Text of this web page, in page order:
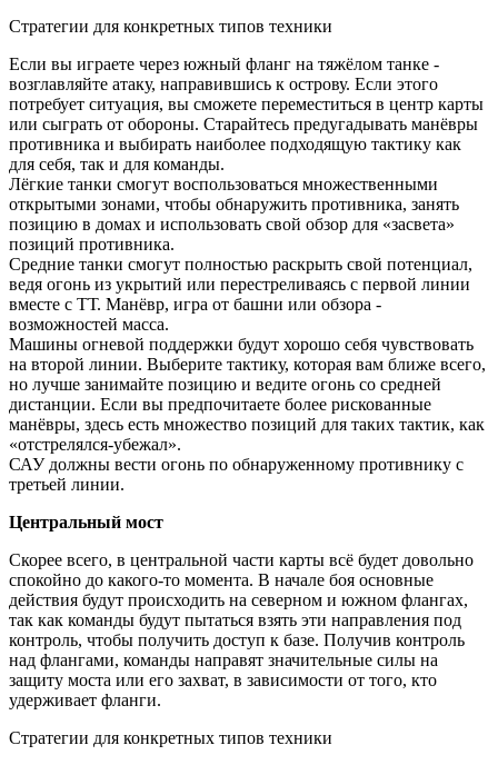
Стратегии для конкретных типов техники
Если вы играете через южный фланг на тяжёлом танке -
возглавляйте атаку, направившись к острову. Если этого
потребует ситуация, вы сможете переместиться в центр карты
или сыграть от обороны. Старайтесь предугадывать манёвры
противника и выбирать наиболее подходящую тактику как
для себя, так и для команды.
Лёгкие танки смогут воспользоваться множественными
открытыми зонами, чтобы обнаружить противника, занять
позицию в домах и использовать свой обзор для «засвета»
позиций противника.
Средние танки смогут полностью раскрыть свой потенциал,
ведя огонь из укрытий или перестреливаясь с первой линии
вместе с ТТ. Манёвр, игра от башни или обзора -
возможностей масса.
Машины огневой поддержки будут хорошо себя чувствовать
на второй линии. Выберите тактику, которая вам ближе всего,
но лучше занимайте позицию и ведите огонь со средней
дистанции. Если вы предпочитаете более рискованные
манёвры, здесь есть множество позиций для таких тактик, как
«отстрелялся-убежал».
САУ должны вести огонь по обнаруженному противнику с
третьей линии.
Центральный мост
Скорее всего, в центральной части карты всё будет довольно
спокойно до какого-то момента. В начале боя основные
действия будут происходить на северном и южном флангах,
так как команды будут пытаться взять эти направления под
контроль, чтобы получить доступ к базе. Получив контроль
над флангами, команды направят значительные силы на
защиту моста или его захват, в зависимости от того, кто
удерживает фланги.
Стратегии для конкретных типов техники